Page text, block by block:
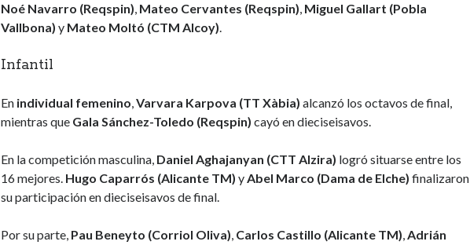
Noé Navarro (Reqspin), Mateo Cervantes (Reqspin), Miguel Gallart (Pobla
Vallbona) y Mateo Moltó (CTM Alcoy).
Infantil
En individual femenino,Varvara Karpova (TT Xàbia) alcanzó los octavos de final,
mientras que Gala Sánchez-Toledo (Reqspin) cayó en dieciseisavos.
En la competición masculina, Daniel Aghajanyan (CTT Alzira) logró situarse entre los
16 mejores. Hugo Caparrós (Alicante TM) yAbel Marco (Dama de Elche) finalizaron
su participación en dieciseisavos de final.
Por su parte, Pau Beneyto (Corriol Oliva), Carlos Castillo (Alicante TM),Adrián